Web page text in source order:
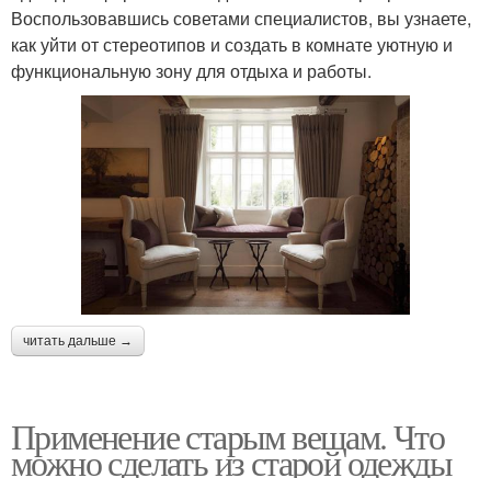
Воспользовавшись советами специалистов, вы узнаете,
как уйти от стереотипов и создать в комнате уютную и
функциональную зону для отдыха и работы.
читать дальше →
Применение старым вещам. Что
можно сделать из старой одежды